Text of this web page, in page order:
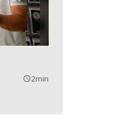
query_builder2min